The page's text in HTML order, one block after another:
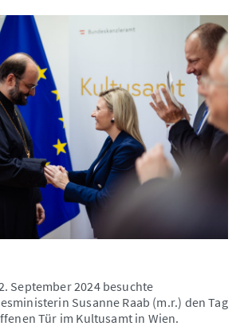
September 2024 besuchte
Susanne Raab (m.r.) den Tag
Tür im Kultusamt in Wien.